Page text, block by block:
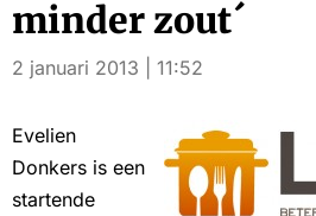
minder zout´
2 januari 2013 | 11:52
Evelien
Donkers is een
startende